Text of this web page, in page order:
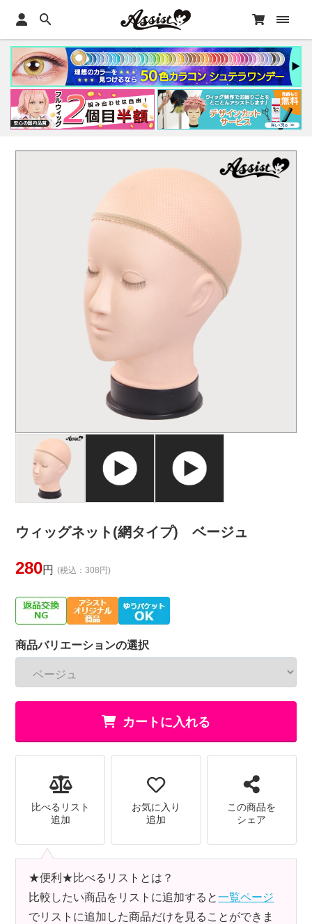
ウィッグネット(網タイプ) ベージュ
280円 (税込：308円)
商品バリエーションの選択
カートに入れる
比べるリスト
追加
お気に入り
追加
この商品を
シェア
★便利★比べるリストとは？
比較したい商品をリストに追加すると一覧ページ
でリストに追加した商品だけを見ることができま